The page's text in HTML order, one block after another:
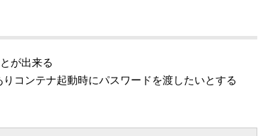
が出来る
コンテナ起動時にパスワードを渡したいとする